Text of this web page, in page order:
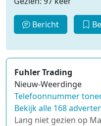
Bericht
Fuhler Trading
Nieuw-Weerdinge
Telefoonnummer
Bekijk alle 168
Lang niet gezien op